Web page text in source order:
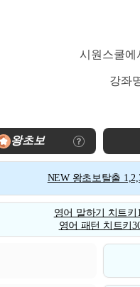
시원스쿨에
강좌
왕초보
NEW 왕초보탈출
영어 말하기 치트키
영어 패턴 치트키